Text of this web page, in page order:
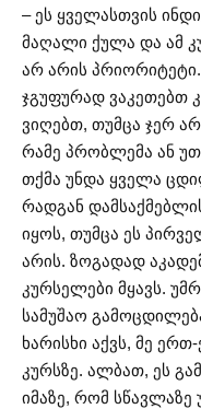
– ეს ყველასთვის
მაღალი ქულა და ამ
არ არის
ჯგუფურად ვაკეთებთ
ვიღებთ, თუმცა ჯერ
რამე პრობლემა ან
თქმა უნდა ყველა
რადგან
იყოს, თუმცა ეს
არის. ზოგადად
კურსელები მყავს.
სამუშაო
ხარისხი აქვს, მე
კურსზე. ალბათ, ეს
იმაზე, რომ